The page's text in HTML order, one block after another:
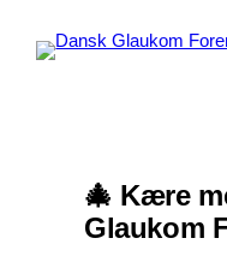
🎄 Kære
Glaukom